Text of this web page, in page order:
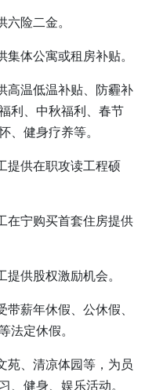
六险二金。
集体公寓或租房补贴。
高温低温补贴、防霾补
利、中秋福利、春节
、健身疗养等。
提供在职攻读工程硕
在宁购买首套住房提供
提供股权激励机会。
带薪年休假、公休假、
法定休假。
苑、清凉体园等，为员
、健身、娱乐活动。